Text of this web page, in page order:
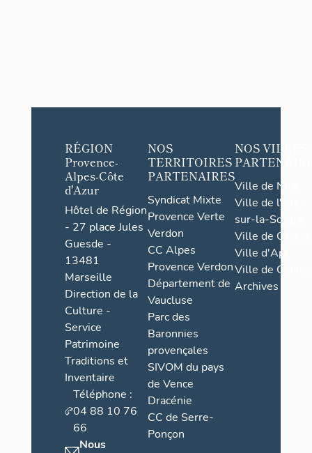
RÉGION
Provence-
Alpes-Côte
d'Azur
Hôtel de Région
- 27 place Jules
Guesde -
13481
Marseille
Direction de la
Culture -
Service
Patrimoine
Traditions et
Inventaire
Téléphone :
04 88 10 76
66
Nous
NOS
TERRITOIRES
PARTENAIRES
Syndicat Mixte
Provence Verte
Verdon
CC Alpes
Provence Verdon
Département de
Vaucluse
Parc des
Baronnies
provençales
SIVOM du pays
de Vence
Dracénie
CC de Serre-
Ponçon
NOS VILLES
Ville de Nice
Ville de l'Isle-
sur-la-Sorgue
Ville de Grasse
Ville d'Apt
Ville de
Archives